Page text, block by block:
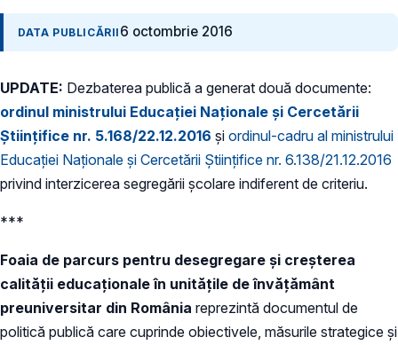
DATA PUBLICĂRII 6 octombrie 2016
UPDATE: Dezbaterea publică a generat două documente:
ordinul ministrului Educației Naționale și Cercetării
Științifice nr. 5.168/22.12.2016 și ordinul-cadru al ministrului
Educației Naționale și Cercetării Științifice nr. 6.138/21.12.2016
privind interzicerea segregării școlare indiferent de criteriu.
***
Foaia de parcurs pentru desegregare şi creşterea
calităţii educaţionale în unităţile de învăţământ
preuniversitar din România reprezintă documentul de
politică publică care cuprinde obiectivele, măsurile strategice şi